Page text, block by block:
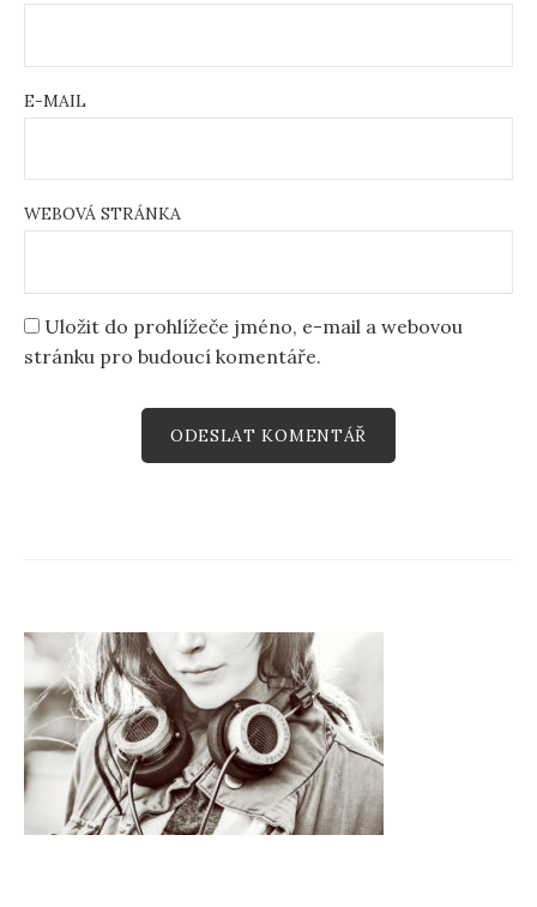
E-MAIL
WEBOVÁ STRÁNKA
Uložit do prohlížeče jméno, e-mail a webovou
stránku pro budoucí komentáře.